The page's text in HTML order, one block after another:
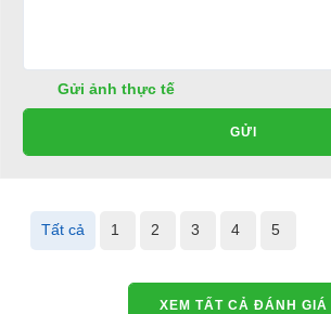
Đại Cường
Địa chỉ: 49/9 Nhị Bình 16, Hóc Môn, TP.HCM
Website: xediendulich.com
Gửi ảnh thực tế
GỬI
Tất cả 1 2 3 4 5
XEM TẤT CẢ ĐÁNH GIÁ